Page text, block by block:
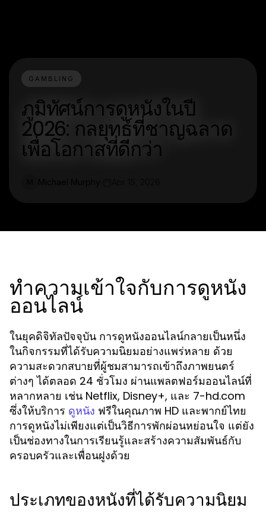
GAMBLING
ภูมิทัศน์การดูหนังในปี
2026: กลยุทธ์ที่ชาญฉลาด
เพื่อโอกาสที่ดีกว่า
ทำความเข้าใจกับการดูหนัง
ออนไลน์
ในยุคดิจิทัลปัจจุบัน การดูหนังออนไลน์กลายเป็นหนึ่ง
ในกิจกรรมที่ได้รับความนิยมอย่างแพร่หลาย ด้วย
ความสะดวกสบายที่ผู้ชมสามารถเข้าถึงภาพยนตร์
ต่างๆ ได้ตลอด 24 ชั่วโมง ผ่านแพลตฟอร์มออนไลน์ที่
หลากหลาย เช่น Netflix, Disney+, และ 7-hd.com
ซึ่งให้บริการ ดูหนัง ฟรีในคุณภาพ HD และพากย์ไทย
การดูหนังไม่เพียงแต่เป็นวิธีการพักผ่อนหย่อนใจ แต่ยัง
เป็นช่องทางในการเรียนรู้และสร้างความสัมพันธ์กับ
ครอบครัวและเพื่อนฝูงด้วย
ประเภทของหนังที่ได้รับความนิยม